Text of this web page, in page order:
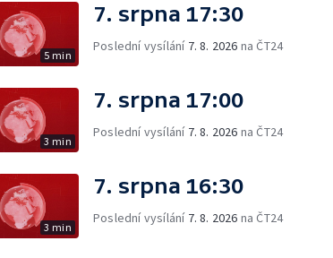
5 min
7. srpna 17:30
Poslední vysílání 7. 8. 2026 na ČT24
3 min
7. srpna 17:00
Poslední vysílání 7. 8. 2026 na ČT24
3 min
7. srpna 16:30
Poslední vysílání 7. 8. 2026 na ČT24